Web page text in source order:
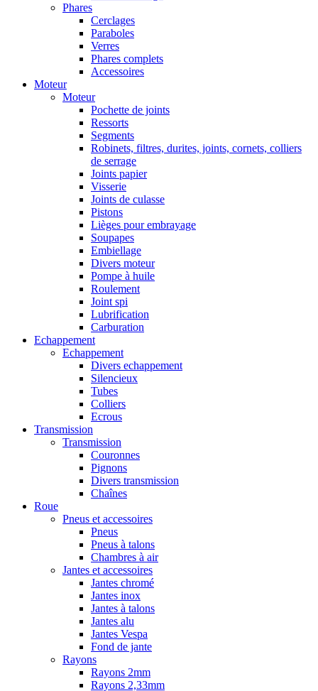
Phares
Cerclages
Paraboles
Verres
Phares complets
Accessoires
Moteur
Moteur
Pochette de joints
Ressorts
Segments
Robinets, filtres, durites, joints, cornets, colliers
de serrage
Joints papier
Visserie
Joints de culasse
Pistons
Lièges pour embrayage
Soupapes
Embiellage
Divers moteur
Pompe à huile
Roulement
Joint spi
Lubrification
Carburation
Echappement
Echappement
Divers echappement
Silencieux
Tubes
Colliers
Ecrous
Transmission
Transmission
Couronnes
Pignons
Divers transmission
Chaînes
Roue
Pneus et accessoires
Pneus
Pneus à talons
Chambres à air
Jantes et accessoires
Jantes chromé
Jantes inox
Jantes à talons
Jantes alu
Jantes Vespa
Fond de jante
Rayons
Rayons 2mm
Rayons 2,33mm